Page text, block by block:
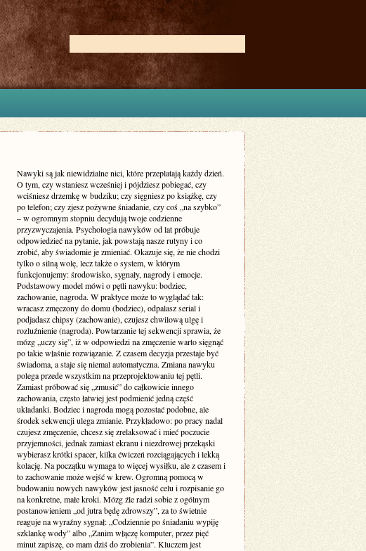
Nawyki są jak niewidzialne nici, które przeplatają każdy dzień.
O tym, czy wstaniesz wcześniej i pójdziesz pobiegać, czy
wciśniesz drzemkę w budziku; czy sięgniesz po książkę, czy
po telefon; czy zjesz pożywne śniadanie, czy coś „na szybko”
– w ogromnym stopniu decydują twoje codzienne
przyzwyczajenia. Psychologia nawyków od lat próbuje
odpowiedzieć na pytanie, jak powstają nasze rutyny i co
zrobić, aby świadomie je zmieniać. Okazuje się, że nie chodzi
tylko o silną wolę, lecz także o system, w którym
funkcjonujemy: środowisko, sygnały, nagrody i emocje.
Podstawowy model mówi o pętli nawyku: bodziec,
zachowanie, nagroda. W praktyce może to wyglądać tak:
wracasz zmęczony do domu (bodziec), odpalasz serial i
podjadasz chipsy (zachowanie), czujesz chwilową ulgę i
rozluźnienie (nagroda). Powtarzanie tej sekwencji sprawia, że
mózg „uczy się”, iż w odpowiedzi na zmęczenie warto sięgnąć
po takie właśnie rozwiązanie. Z czasem decyzja przestaje być
świadoma, a staje się niemal automatyczna. Zmiana nawyku
polega przede wszystkim na przeprojektowaniu tej pętli.
Zamiast próbować się „zmusić” do całkowicie innego
zachowania, często łatwiej jest podmienić jedną część
układanki. Bodziec i nagroda mogą pozostać podobne, ale
środek sekwencji ulega zmianie. Przykładowo: po pracy nadal
czujesz zmęczenie, chcesz się zrelaksować i mieć poczucie
przyjemności, jednak zamiast ekranu i niezdrowej przekąski
wybierasz krótki spacer, kilka ćwiczeń rozciągających i lekką
kolację. Na początku wymaga to więcej wysiłku, ale z czasem i
to zachowanie może wejść w krew. Ogromną pomocą w
budowaniu nowych nawyków jest jasność celu i rozpisanie go
na konkretne, małe kroki. Mózg źle radzi sobie z ogólnym
postanowieniem „od jutra będę zdrowszy”, za to świetnie
reaguje na wyraźny sygnał: „Codziennie po śniadaniu wypiję
szklankę wody” albo „Zanim włączę komputer, przez pięć
minut zapiszę, co mam dziś do zrobienia”. Kluczem jest